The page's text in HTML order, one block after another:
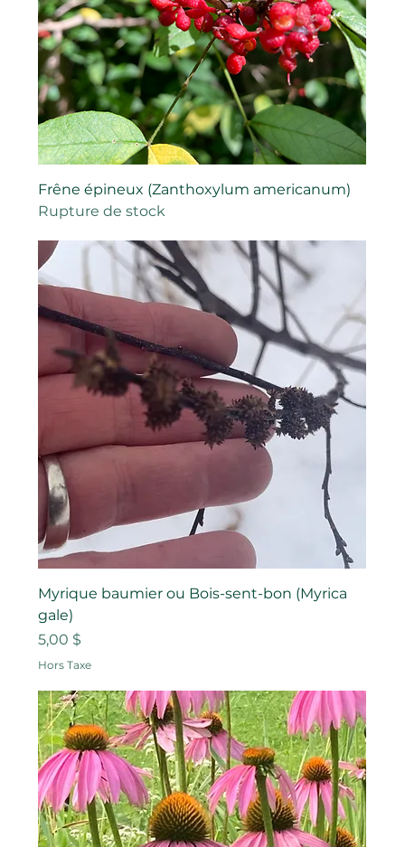
Frêne épineux (Zanthoxylum americanum)
Rupture de stock
Myrique baumier ou Bois-sent-bon (Myrica
gale)
Prix
5,00 $
Hors Taxe